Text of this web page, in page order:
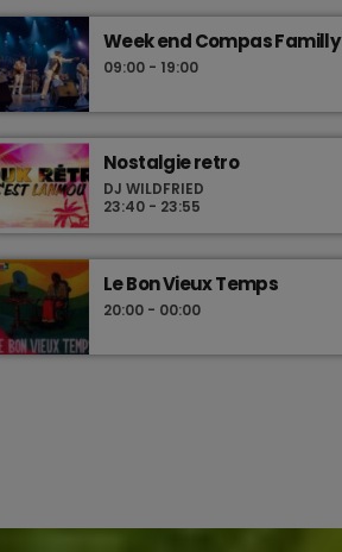
Week end Compas Familly
09:00 - 19:00
Nostalgie retro
DJ WILDFRIED
23:40 - 23:55
Le Bon Vieux Temps
20:00 - 00:00